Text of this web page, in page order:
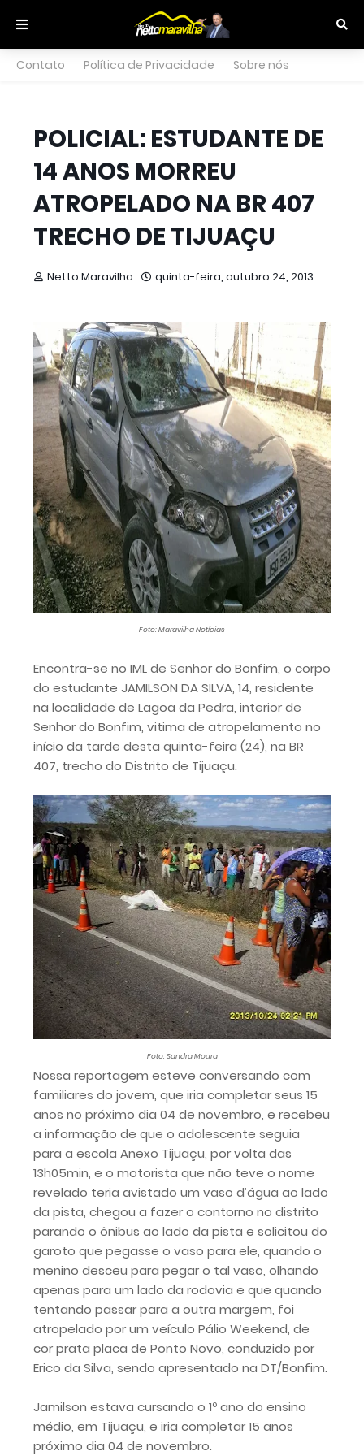
Contato Política de Privacidade Sobre nós
POLICIAL: ESTUDANTE DE
14 ANOS MORREU
ATROPELADO NA BR 407
TRECHO DE TIJUAÇU
Netto Maravilha quinta-feira, outubro 24, 2013
Foto: Maravilha Notícias
Encontra-se no IML de Senhor do Bonfim, o corpo
do estudante JAMILSON DA SILVA, 14, residente
na localidade de Lagoa da Pedra, interior de
Senhor do Bonfim, vitima de atropelamento no
início da tarde desta quinta-feira (24), na BR
407, trecho do Distrito de Tijuaçu.
Foto: Sandra Moura
Nossa reportagem esteve conversando com
familiares do jovem, que iria completar seus 15
anos no próximo dia 04 de novembro, e recebeu
a informação de que o adolescente seguia
para a escola Anexo Tijuaçu, por volta das
13h05min, e o motorista que não teve o nome
revelado teria avistado um vaso d’água ao lado
da pista, chegou a fazer o contorno no distrito
parando o ônibus ao lado da pista e solicitou do
garoto que pegasse o vaso para ele, quando o
menino desceu para pegar o tal vaso, olhando
apenas para um lado da rodovia e que quando
tentando passar para a outra margem, foi
atropelado por um veículo Pálio Weekend, de
cor prata placa de Ponto Novo, conduzido por
Erico da Silva, sendo apresentado na DT/Bonfim.
Jamilson estava cursando o 1º ano do ensino
médio, em Tijuaçu, e iria completar 15 anos
próximo dia 04 de novembro.